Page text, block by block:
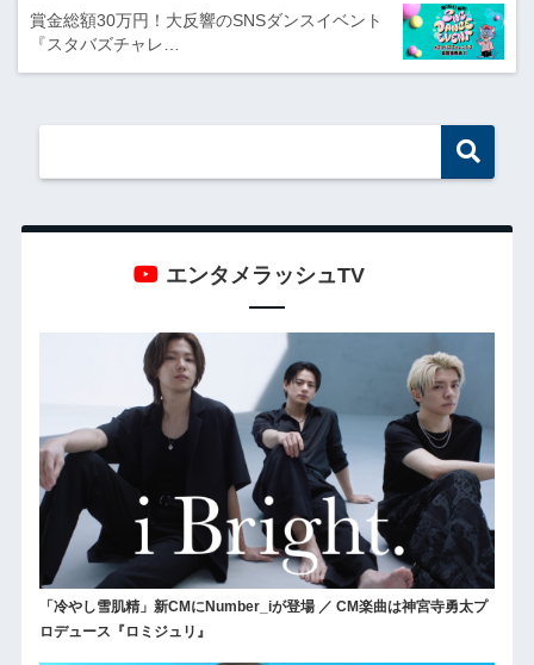
賞金総額30万円！大反響のSNSダンスイベント
『スタバズチャレ…
エンタメラッシュTV
「冷やし雪肌精」新CMにNumber_iが登場 ／ CM楽曲は神宮寺勇太プ
ロデュース『ロミジュリ』